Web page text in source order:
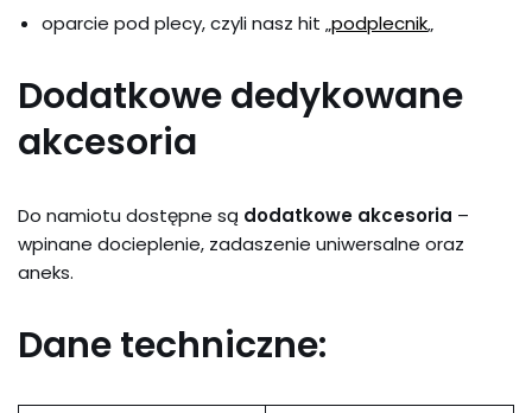
oparcie pod plecy, czyli nasz hit „podplecnik„
Dodatkowe dedykowane
akcesoria
Do namiotu dostępne są dodatkowe akcesoria –
wpinane docieplenie, zadaszenie uniwersalne oraz
aneks.
Dane techniczne: